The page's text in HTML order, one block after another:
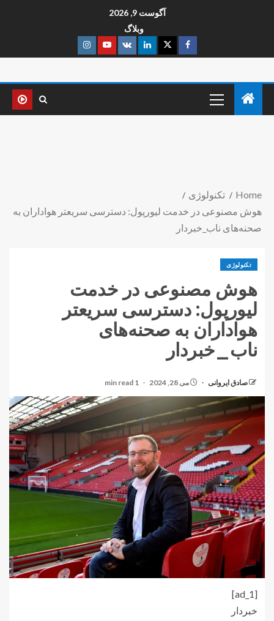
آگوست 9, 2026
وبلاگ
Home
تکنولوژی
هوش مصنوعی در خدمت لیورپول: دسترسی سریعتر هواداران به
صحنه‌های ناب_خبردار
تکنولوژی
هوش مصنوعی در خدمت
لیورپول: دسترسی سریعتر
هواداران به صحنه‌های
ناب_خبردار
صادق ایروانی می 28, 2024 1 min read
[ad_1]
خبردار